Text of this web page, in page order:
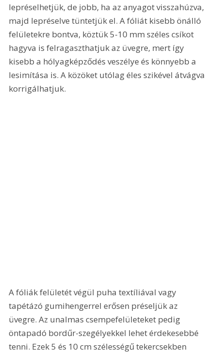
lepréselhetjük, de jobb, ha az anyagot visszahúzva,
majd lepréselve tüntetjük el. A fóliát kisebb önálló
felületekre bontva, köztük 5-10 mm széles csíkot
hagyva is felragaszthatjuk az üvegre, mert így
kisebb a hólyagképződés veszélye és könnyebb a
lesimítása is. A közöket utólag éles szikével átvágva
korrigálhatjuk.
A fóliák felületét végül puha textíliával vagy
tapétázó gumihengerrel erősen préseljük az
üvegre. Az unalmas csempefelületeket pedig
öntapadó bordűr-szegélyekkel lehet érdekesebbé
tenni. Ezek 5 és 10 cm szélességű tekercsekben